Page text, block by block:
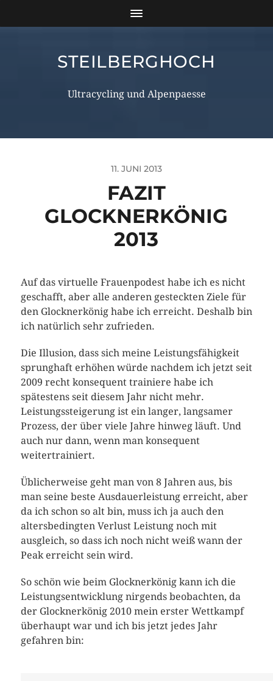
STEILBERGHOCH
Ultracycling und Alpenpaesse
11. JUNI 2013
FAZIT
GLOCKNERKÖNIG
2013
Auf das virtuelle Frauenpodest habe ich es nicht
geschafft, aber alle anderen gesteckten Ziele für
den Glocknerkönig habe ich erreicht. Deshalb bin
ich natürlich sehr zufrieden.
Die Illusion, dass sich meine Leistungsfähigkeit
sprunghaft erhöhen würde nachdem ich jetzt seit
2009 recht konsequent trainiere habe ich
spätestens seit diesem Jahr nicht mehr.
Leistungssteigerung ist ein langer, langsamer
Prozess, der über viele Jahre hinweg läuft. Und
auch nur dann, wenn man konsequent
weitertrainiert.
Üblicherweise geht man von 8 Jahren aus, bis
man seine beste Ausdauerleistung erreicht, aber
da ich schon so alt bin, muss ich ja auch den
altersbedingten Verlust Leistung noch mit
ausgleich, so dass ich noch nicht weiß wann der
Peak erreicht sein wird.
So schön wie beim Glocknerkönig kann ich die
Leistungsentwicklung nirgends beobachten, da
der Glocknerkönig 2010 mein erster Wettkampf
überhaupt war und ich bis jetzt jedes Jahr
gefahren bin: